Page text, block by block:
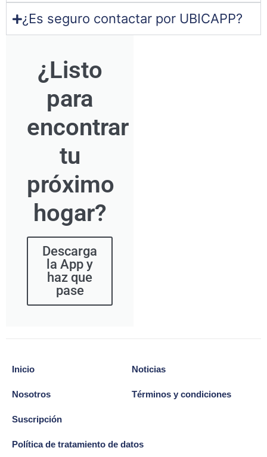
¿Es seguro contactar por UBICAPP?
¿Listo
para
encontrar
tu
próximo
hogar?
Descarga
la App y
haz que
pase
Inicio
Nosotros
Suscripción
Noticias
Términos y condiciones
Política de tratamiento de datos